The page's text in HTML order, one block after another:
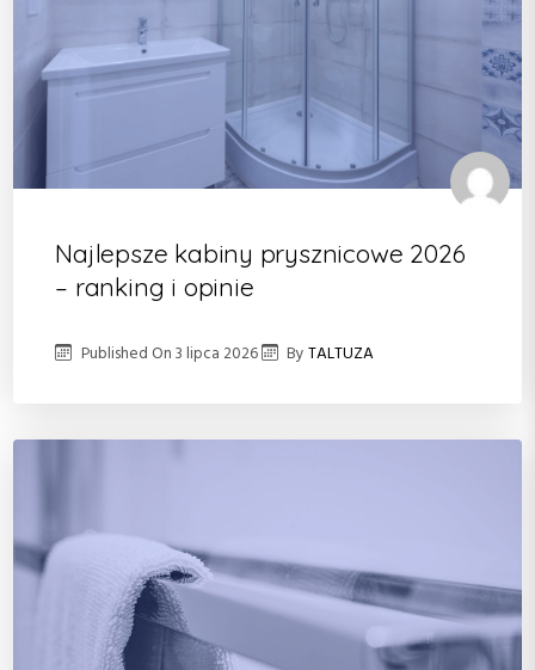
Najlepsze kabiny prysznicowe 2026
– ranking i opinie
Published On3 lipca 2026 ByTALTUZA